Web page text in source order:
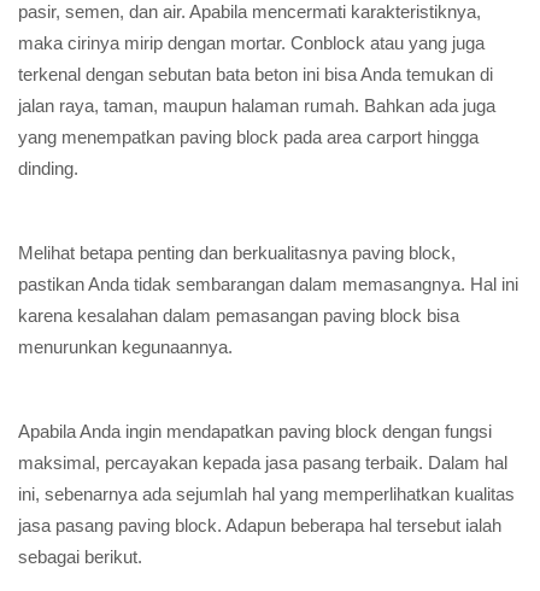
pasir, semen, dan air. Apabila mencermati karakteristiknya,
maka cirinya mirip dengan mortar. Conblock atau yang juga
terkenal dengan sebutan bata beton ini bisa Anda temukan di
jalan raya, taman, maupun halaman rumah. Bahkan ada juga
yang menempatkan paving block pada area carport hingga
dinding.
Melihat betapa penting dan berkualitasnya paving block,
pastikan Anda tidak sembarangan dalam memasangnya. Hal ini
karena kesalahan dalam pemasangan paving block bisa
menurunkan kegunaannya.
Apabila Anda ingin mendapatkan paving block dengan fungsi
maksimal, percayakan kepada jasa pasang terbaik. Dalam hal
ini, sebenarnya ada sejumlah hal yang memperlihatkan kualitas
jasa pasang paving block. Adapun beberapa hal tersebut ialah
sebagai berikut.